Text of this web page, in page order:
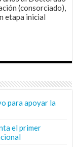
(consorciado),
etapa inicial
para apoyar la
el primer